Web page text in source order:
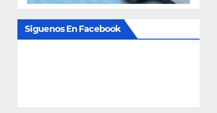
Siguenos En Facebook